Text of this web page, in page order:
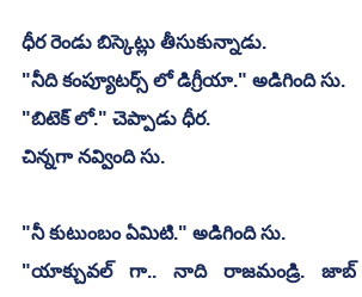
ధీర రెండు బిస్కెట్లు తీసుకున్నాడు.
"నీది కంప్యూటర్స్ లో డిగ్రీయా." అడిగింది సు.
"బిటెక్ లో." చెప్పాడు ధీర.
చిన్నగా నవ్వింది సు.
"నీ కుటుంబం ఏమిటి." అడిగింది సు.
"యాక్చువల్ గా.. నాది రాజమండ్రి.